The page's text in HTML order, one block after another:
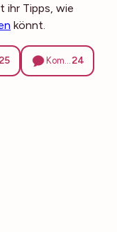
ihr Tipps, wie
könnt.
24